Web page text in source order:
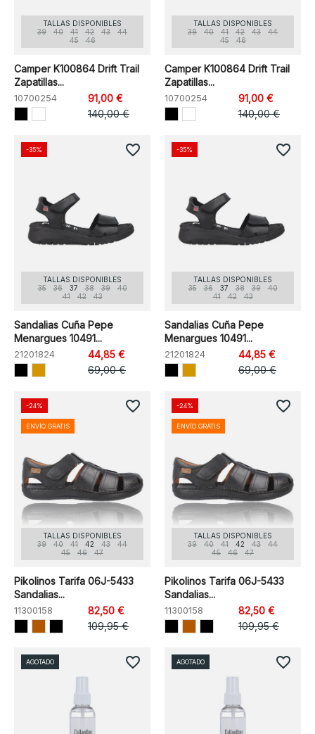
TALLAS DISPONIBLES
39
40 41 42 43
44
45
46
Camper K100864 Drift Trail
Zapatillas...
10700254
91,00 €
140,00 €
TALLAS DISPONIBLES
39
40 41 42 43
44
45
46
Camper K100864 Drift Trail
Zapatillas...
10700254
91,00 €
140,00 €
TALLAS DISPONIBLES
35
36 37 38 39
40
41
42 43
Sandalias Cuña Pepe
Menargues 10491...
21201824
44,85 €
69,00 €
-35% favorite_border
TALLAS DISPONIBLES
35
36 37 38 39
40
41
42 43
Sandalias Cuña Pepe
Menargues 10491...
21201824
44,85 €
69,00 €
-35% favorite_border
TALLAS DISPONIBLES
39
40 41 42 43
44
45
46 47
Pikolinos Tarifa 06J-5433
Sandalias...
11300158
82,50 €
109,95 €
-24%
ENVÍO GRATIS
favorite_border
TALLAS DISPONIBLES
39
40 41 42 43
44
45
46 47
Pikolinos Tarifa 06J-5433
Sandalias...
11300158
82,50 €
109,95 €
-24%
ENVÍO GRATIS
favorite_border
AGOTADO favorite_border AGOTADO favorite_border